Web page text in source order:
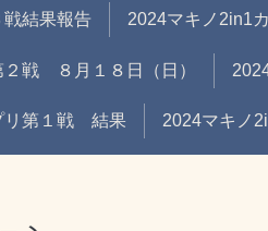
結果報告 2024マキノ2in1
戦 ８月１８日（日）
リ第１戦 結果 2024マキノ